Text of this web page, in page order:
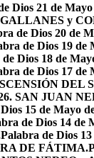
Dios 21 de
y
de Dios 20 de
de Dios 19 de
Dios 18 de
de Dios 17 de
DEL
SAN JUAN
15 de Mayo
de Dios 14 de
Palabra de Dios
DE FÁTIMA.